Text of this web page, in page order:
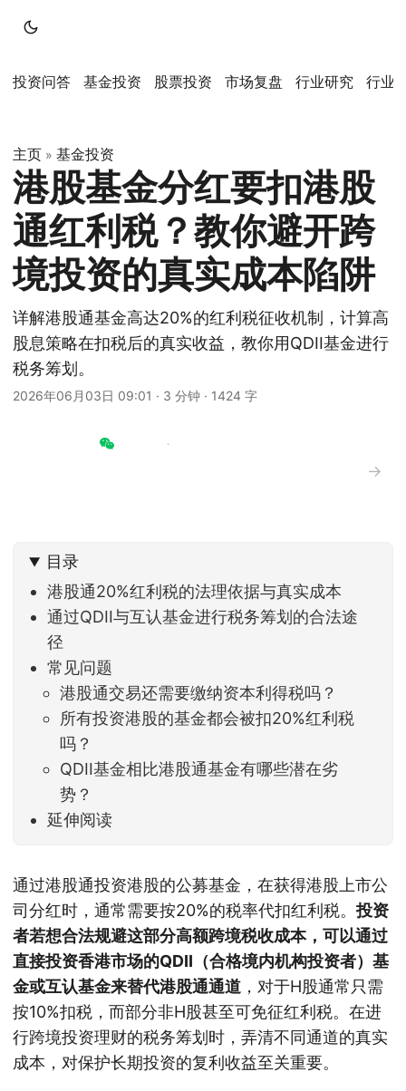
投资问答 基金投资 股票投资 市场复盘 行业研究 行业
主页 » 基金投资
港股基金分红要扣港股
通红利税？教你避开跨
境投资的真实成本陷阱
详解港股通基金高达20%的红利税征收机制，计算高
股息策略在扣税后的真实收益，教你用QDII基金进行
税务筹划。
2026年06月03日 09:01 · 3 分钟 · 1424 字
→
目录
港股通20%红利税的法理依据与真实成本
通过QDII与互认基金进行税务筹划的合法途
径
常见问题
港股通交易还需要缴纳资本利得税吗？
所有投资港股的基金都会被扣20%红利税
吗？
QDII基金相比港股通基金有哪些潜在劣
势？
延伸阅读
通过港股通投资港股的公募基金，在获得港股上市公
司分红时，通常需要按20%的税率代扣红利税。投资
者若想合法规避这部分高额跨境税收成本，可以通过
直接投资香港市场的QDII（合格境内机构投资者）基
金或互认基金来替代港股通通道 ，对于H股通常只需
按10%扣税，而部分非H股甚至可免征红利税。在进
行跨境投资理财的税务筹划时，弄清不同通道的真实
成本，对保护长期投资的复利收益至关重要。